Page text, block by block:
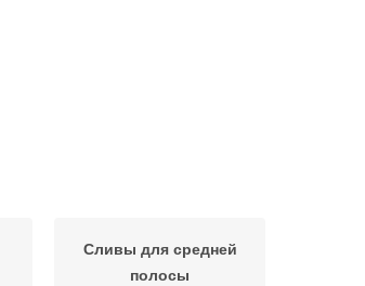
Сливы для средней
полосы